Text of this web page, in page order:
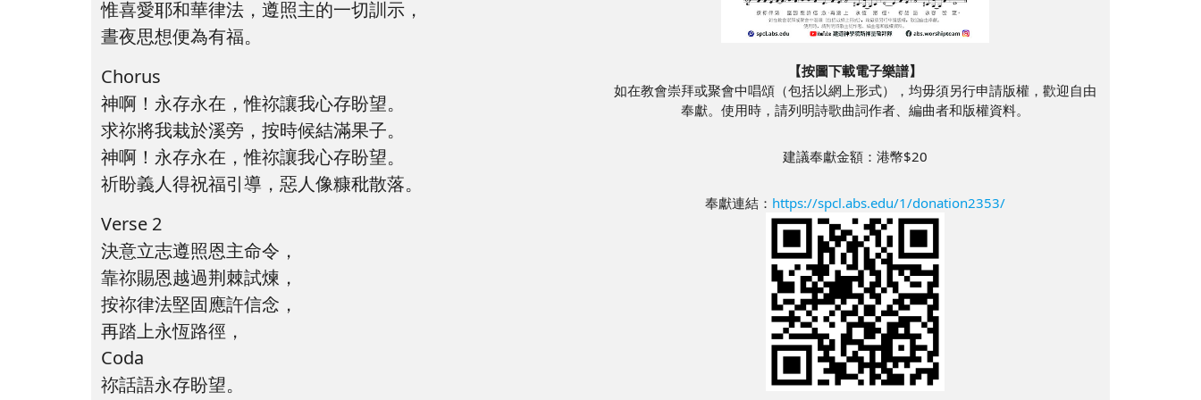
惟喜愛耶和華律法，遵照主的一切訓示，
晝夜思想便為有福。
Chorus
神啊！永存永在，惟祢讓我心存盼望。
求祢將我栽於溪旁，按時候結滿果子。
神啊！永存永在，惟祢讓我心存盼望。
祈盼義人得祝福引導，惡人像糠秕散落。
Verse 2
決意立志遵照恩主命令，
靠祢賜恩越過荆棘試煉，
按祢律法堅固應許信念，
再踏上永恆路徑，
Coda
祢話語永存盼望。
【按圖下載電子樂譜】
如在教會崇拜或聚會中唱頌（包括以網上形式），均毋須另行申請版權，歡迎自由
奉獻。使用時，請列明詩歌曲詞作者、編曲者和版權資料。
建議奉獻金額：港幣$20
奉獻連結： https://spcl.abs.edu/1/donation2353/